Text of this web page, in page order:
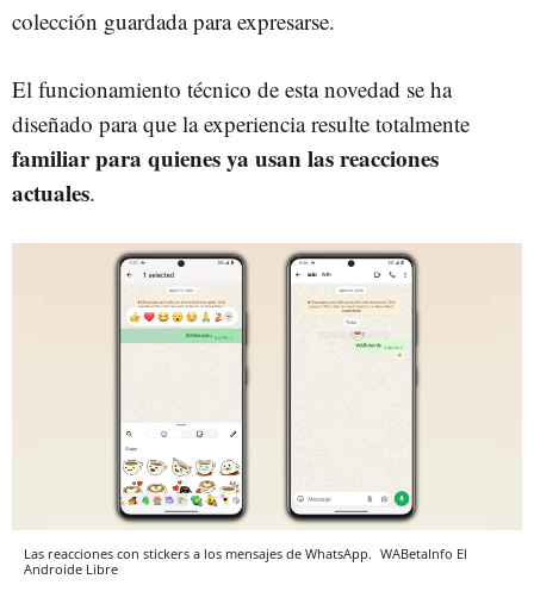
colección guardada para expresarse.
El funcionamiento técnico de esta novedad se ha
diseñado para que la experiencia resulte totalmente
familiar para quienes ya usan las reacciones
actuales.
Las reacciones con stickers a los mensajes de WhatsApp. WABetaInfo El
Androide Libre